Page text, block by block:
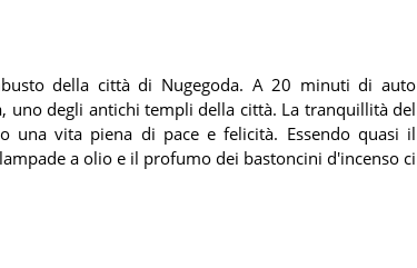
della città di Nugegoda. A 20 minuti di auto
uno degli antichi templi della città. La tranquillità del
una vita piena di pace e felicità. Essendo quasi il
a olio e il profumo dei bastoncini d'incenso ci